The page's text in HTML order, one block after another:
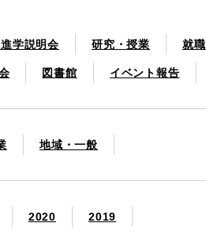
学説明会 研究・授業 就職
図書館 イベント報告
地域・一般
2020 2019